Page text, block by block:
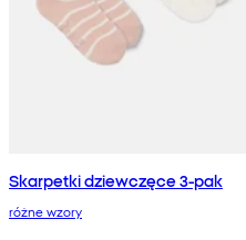
Skarpetki dziewczęce 3-pak
różne wzory